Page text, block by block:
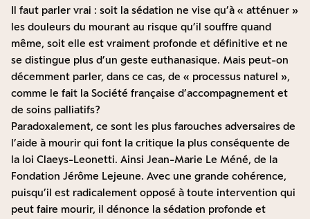
Il faut parler vrai : soit la sédation ne vise qu’à « atténuer »
les douleurs du mourant au risque qu’il souffre quand
même, soit elle est vraiment profonde et définitive et ne
se distingue plus d’un geste euthanasique. Mais peut-on
décemment parler, dans ce cas, de « processus naturel »,
comme le fait la Société française d’accompagnement et
de soins palliatifs ?
Paradoxalement, ce sont les plus farouches adversaires de
l’aide à mourir qui font la critique la plus conséquente de
la loi Claeys-Leonetti. Ainsi Jean-Marie Le Méné, de la
Fondation Jérôme Lejeune. Avec une grande cohérence,
puisqu’il est radicalement opposé à toute intervention qui
peut faire mourir, il dénonce la sédation profonde et